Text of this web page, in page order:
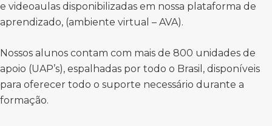
e videoaulas disponibilizadas em nossa plataforma de
aprendizado, (ambiente virtual – AVA).
Nossos alunos contam com mais de 800 unidades de
apoio (UAP’s), espalhadas por todo o Brasil, disponíveis
para oferecer todo o suporte necessário durante a
formação.